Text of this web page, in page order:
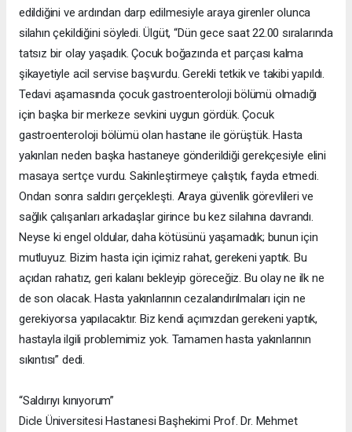
edildiğini ve ardından darp edilmesiyle araya girenler olunca
silahın çekildiğini söyledi. Ülgüt, “Dün gece saat 22.00 sıralarında
tatsız bir olay yaşadık. Çocuk boğazında et parçası kalma
şikayetiyle acil servise başvurdu. Gerekli tetkik ve takibi yapıldı.
Tedavi aşamasında çocuk gastroenteroloji bölümü olmadığı
için başka bir merkeze sevkini uygun gördük. Çocuk
gastroenteroloji bölümü olan hastane ile görüştük. Hasta
yakınları neden başka hastaneye gönderildiği gerekçesiyle elini
masaya sertçe vurdu. Sakinleştirmeye çalıştık, fayda etmedi.
Ondan sonra saldırı gerçekleşti. Araya güvenlik görevlileri ve
sağlık çalışanları arkadaşlar girince bu kez silahına davrandı.
Neyse ki engel oldular, daha kötüsünü yaşamadık; bunun için
mutluyuz. Bizim hasta için içimiz rahat, gerekeni yaptık. Bu
açıdan rahatız, geri kalanı bekleyip göreceğiz. Bu olay ne ilk ne
de son olacak. Hasta yakınlarının cezalandırılmaları için ne
gerekiyorsa yapılacaktır. Biz kendi açımızdan gerekeni yaptık,
hastayla ilgili problemimiz yok. Tamamen hasta yakınlarının
sıkıntısı” dedi.
“Saldırıyı kınıyorum”
Dicle Üniversitesi Hastanesi Başhekimi Prof. Dr. Mehmet